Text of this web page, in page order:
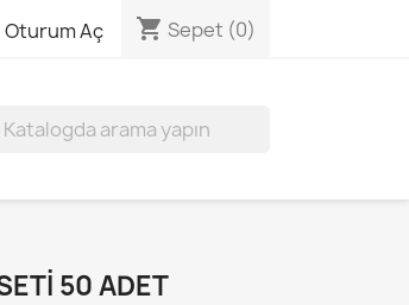
Oturum Aç shopping_cart Sepet (0)
50 ADET